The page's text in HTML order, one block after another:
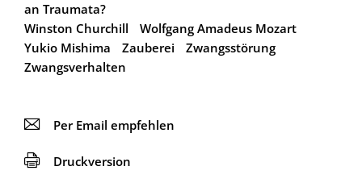
an Traumata?
Winston Churchill
Wolfgang Amadeus Mozart
Yukio Mishima
Zauberei
Zwangsstörung
Zwangsverhalten
📧 Per Email empfehlen
🖨 Druckversion